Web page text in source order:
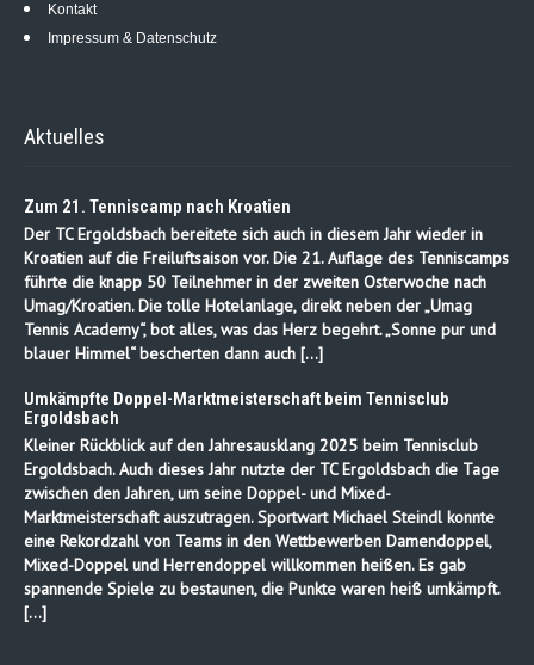
Kontakt
Impressum & Datenschutz
Aktuelles
Zum 21. Tenniscamp nach Kroatien
Der TC Ergoldsbach bereitete sich auch in diesem Jahr wieder in
Kroatien auf die Freiluftsaison vor. Die 21. Auflage des Tenniscamps
führte die knapp 50 Teilnehmer in der zweiten Osterwoche nach
Umag/Kroatien. Die tolle Hotelanlage, direkt neben der „Umag
Tennis Academy“, bot alles, was das Herz begehrt. „Sonne pur und
blauer Himmel“ bescherten dann auch […]
Umkämpfte Doppel-Marktmeisterschaft beim Tennisclub
Ergoldsbach
Kleiner Rückblick auf den Jahresausklang 2025 beim Tennisclub
Ergoldsbach. Auch dieses Jahr nutzte der TC Ergoldsbach die Tage
zwischen den Jahren, um seine Doppel- und Mixed-
Marktmeisterschaft auszutragen. Sportwart Michael Steindl konnte
eine Rekordzahl von Teams in den Wettbewerben Damendoppel,
Mixed-Doppel und Herrendoppel willkommen heißen. Es gab
spannende Spiele zu bestaunen, die Punkte waren heiß umkämpft.
[…]